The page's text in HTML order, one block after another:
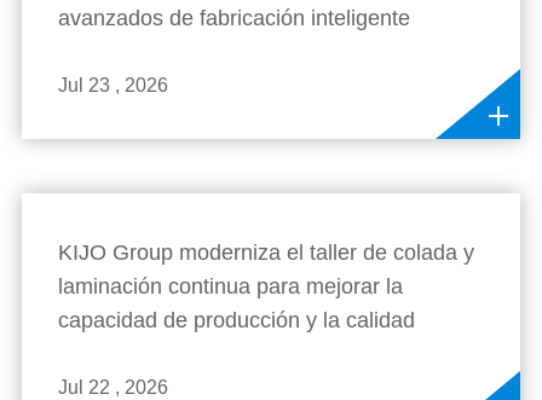
avanzados de fabricación inteligente
Jul 23 , 2026
KIJO Group moderniza el taller de colada y
laminación continua para mejorar la
capacidad de producción y la calidad
Jul 22 , 2026